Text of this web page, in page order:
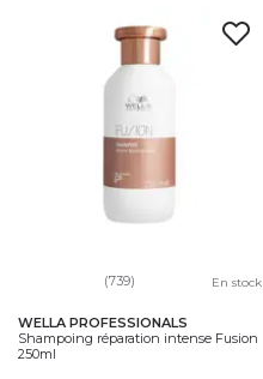
(739) En stock
WELLA PROFESSIONALS
Shampoing réparation intense Fusion
250ml